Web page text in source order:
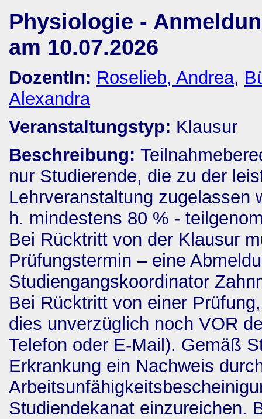
Physiologie -
am 10.07.2026
DozentIn: Roselieb, Andrea,
Alexandra
Veranstaltungstyp: Klausur
Beschreibung:
nur Studierende, die zu der
Lehrveranstaltung zugelassen
h. mindestens 80 % -
Bei Rücktritt von der Klausur
Prüfungstermin – eine
Studiengangskoordinator
Bei Rücktritt von einer
dies unverzüglich noch VOR
Telefon oder E-Mail). Gemäß
Erkrankung ein Nachweis
Studiendekanat einzureichen.